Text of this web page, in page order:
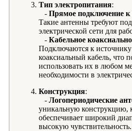
Тип электропитания:
- Прямое подключение к
Такие антенны требуют
электрической сети для
- Кабельное
Подключаются к источнику
коаксиальный кабель, что
использовать их в любом
необходимости в
Конструкция:
- Логопериодические
уникальную конструкцию,
обеспечивает широкий
высокую чувствительность.